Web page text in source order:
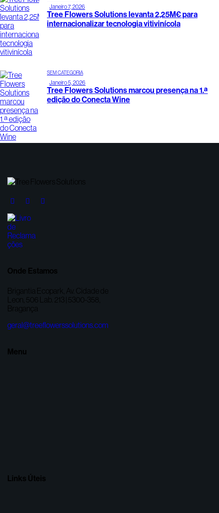
Janeiro 7, 2026
Tree Flowers Solutions levanta 2,25M€ para
internacionalizar tecnologia vitivinícola
SEM CATEGORIA
Janeiro 5, 2026
Tree Flowers Solutions marcou presença na 1.ª
edição do Conecta Wine
Onde Estamos
Brigantia Ecopark, Av. Cidade de
Leon, 506 Lab. 213 | 5300-358,
Bragança
geral@treeflowerssolutions.com
Menu
Links Úteis